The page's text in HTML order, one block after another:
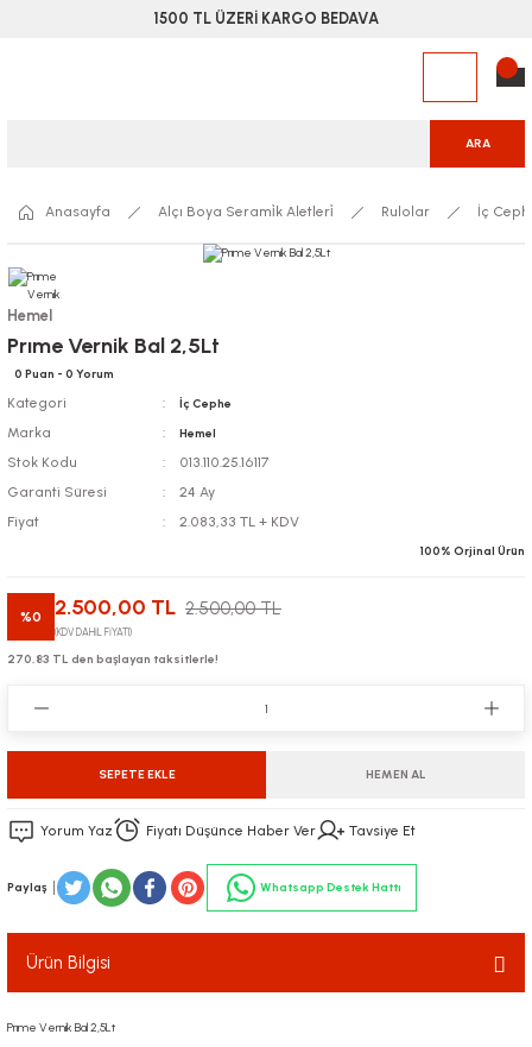
1500 TL ÜZERİ KARGO BEDAVA
ARA
Anasayfa Alçı Boya Serami̇k Aletleri̇ Rulolar İç
Hemel
Prıme Vernik Bal 2,5Lt
0 Puan - 0 Yorum
Kategori İç Cephe
Marka Hemel
Stok Kodu
013.110.25.16117
Garanti Süresi
24 Ay
Fiyat
2.083,33 TL + KDV
100% Orjinal Ürün
%0 2.500,00 TL 2.500,00 TL
(KDV DAHİL FİYATI)
270,83 TL den başlayan taksitlerle!
SEPETE EKLE HEMEN AL
Yorum Yaz Fiyatı Düşünce Haber Ver Tavsiye Et
Paylaş Whatsapp Destek Hattı
Ürün Bilgisi
Prıme Vernik Bal 2,5Lt